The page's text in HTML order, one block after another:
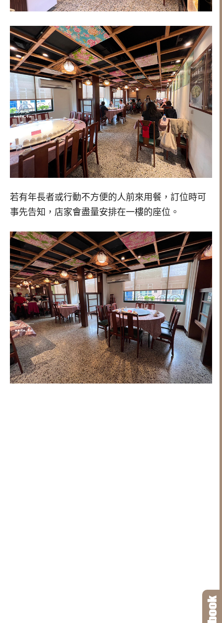
若有年長者或行動不方便的人前來用餐，訂位時可
事先告知，店家會盡量安排在一樓的座位。